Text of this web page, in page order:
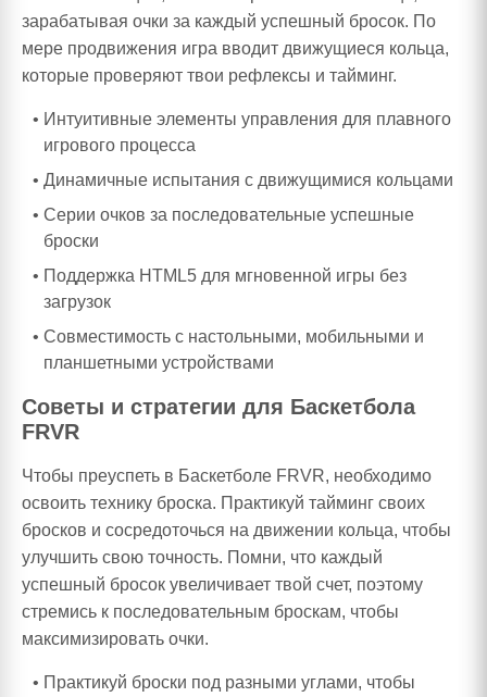
зарабатывая очки за каждый успешный бросок. По
мере продвижения игра вводит движущиеся кольца,
которые проверяют твои рефлексы и тайминг.
Интуитивные элементы управления для плавного
игрового процесса
Динамичные испытания с движущимися кольцами
Серии очков за последовательные успешные
броски
Поддержка HTML5 для мгновенной игры без
загрузок
Совместимость с настольными, мобильными и
планшетными устройствами
Советы и стратегии для Баскетбола
FRVR
Чтобы преуспеть в Баскетболе FRVR, необходимо
освоить технику броска. Практикуй тайминг своих
бросков и сосредоточься на движении кольца, чтобы
улучшить свою точность. Помни, что каждый
успешный бросок увеличивает твой счет, поэтому
стремись к последовательным броскам, чтобы
максимизировать очки.
Практикуй броски под разными углами, чтобы